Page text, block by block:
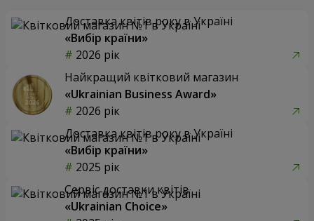
Доставка квітів року в Україні
«Вибір країни»
2026 рік
Найкращий квітковий магазин
«Ukrainian Business Award»
2026 рік
Доставка квітів року в Україні
«Вибір країни»
2025 рік
Сервіс доставки квітів
«Ukrainian Choice»